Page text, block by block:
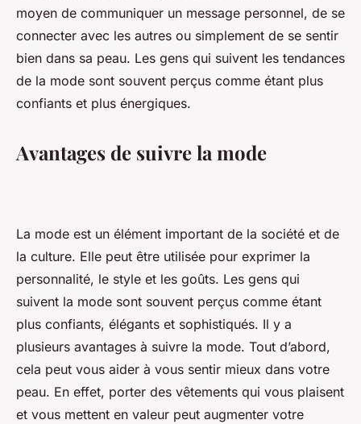
moyen de communiquer un message personnel, de se
connecter avec les autres ou simplement de se sentir
bien dans sa peau. Les gens qui suivent les tendances
de la mode sont souvent perçus comme étant plus
confiants et plus énergiques.
Avantages de suivre la mode
La mode est un élément important de la société et de
la culture. Elle peut être utilisée pour exprimer la
personnalité, le style et les goûts. Les gens qui
suivent la mode sont souvent perçus comme étant
plus confiants, élégants et sophistiqués. Il y a
plusieurs avantages à suivre la mode. Tout d’abord,
cela peut vous aider à vous sentir mieux dans votre
peau. En effet, porter des vêtements qui vous plaisent
et vous mettent en valeur peut augmenter votre